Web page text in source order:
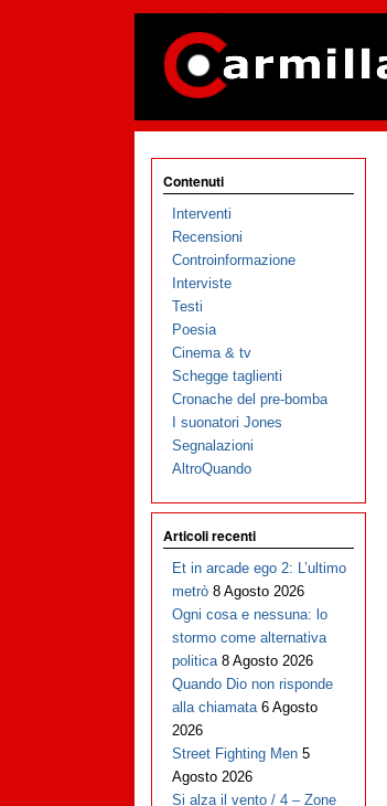
Contenuti
Interventi
Recensioni
Controinformazione
Interviste
Testi
Poesia
Cinema & tv
Schegge taglienti
Cronache del pre-bomba
I suonatori Jones
Segnalazioni
AltroQuando
Articoli recenti
Et in arcade ego 2: L’ultimo
metrò 8 Agosto 2026
Ogni cosa e nessuna: lo
stormo come alternativa
politica 8 Agosto 2026
Quando Dio non risponde
alla chiamata 6 Agosto
2026
Street Fighting Men 5
Agosto 2026
Si alza il vento / 4 – Zone